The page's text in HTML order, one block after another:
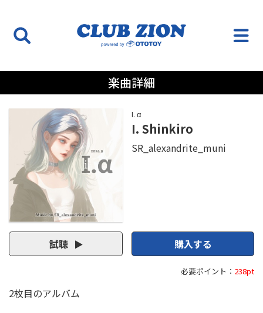
楽曲詳細
I. α
I. Shinkiro
SR_alexandrite_muni
試聴 購入する
必要ポイント： 238pt
2枚目のアルバム